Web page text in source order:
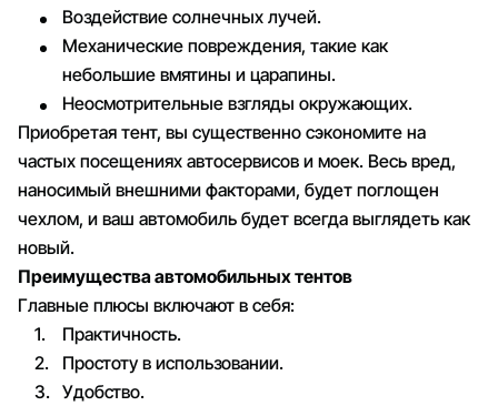
Воздействие солнечных лучей.
Механические повреждения, такие как
небольшие вмятины и царапины.
Неосмотрительные взгляды окружающих.
Приобретая тент, вы существенно сэкономите на
частых посещениях автосервисов и моек. Весь вред,
наносимый внешними факторами, будет поглощен
чехлом, и ваш автомобиль будет всегда выглядеть как
новый.
Преимущества автомобильных тентов
Главные плюсы включают в себя:
Практичность.
Простоту в использовании.
Удобство.